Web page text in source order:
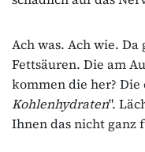
Ach was. Ach wie. Da
Fettsäuren. Die am
kommen die her? Die
Kohlenhydraten".
Ihnen das nicht ganz